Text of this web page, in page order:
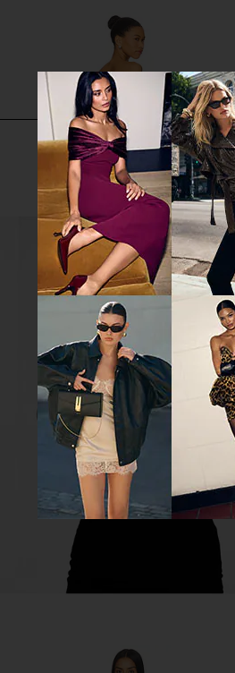
I.AM.GIA Khalo Maxi Dress in Yellow
I.AM.GIA
$135